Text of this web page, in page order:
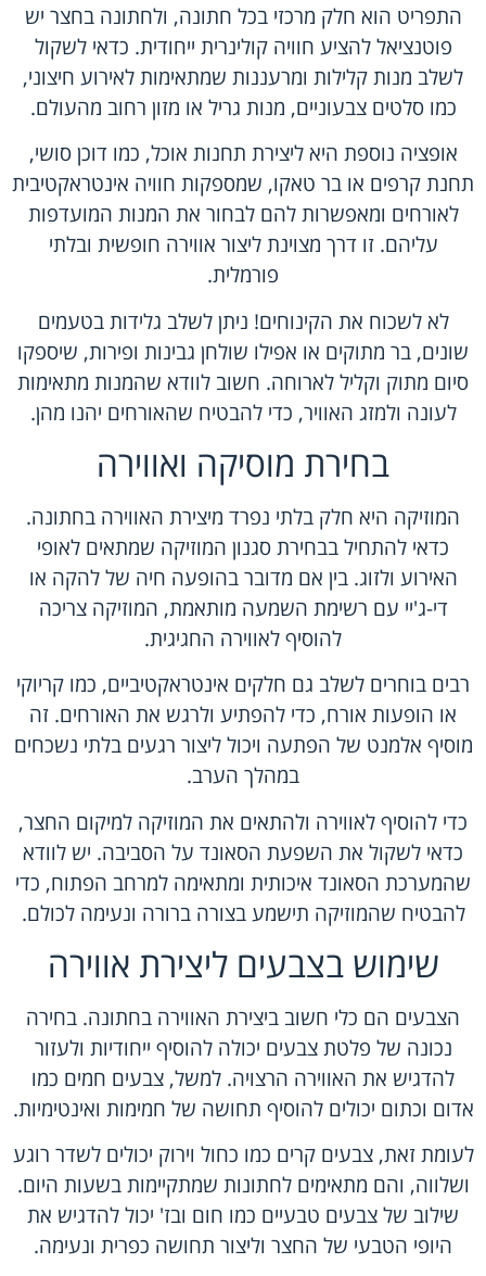
התפריט הוא חלק מרכזי בכל חתונה, ולחתונה בחצר יש
פוטנציאל להציע חוויה קולינרית ייחודית. כדאי לשקול
לשלב מנות קלילות ומרעננות שמתאימות לאירוע חיצוני,
כמו סלטים צבעוניים, מנות גריל או מזון רחוב מהעולם.
אופציה נוספת היא ליצירת תחנות אוכל, כמו דוכן סושי,
תחנת קרפים או בר טאקו, שמספקות חוויה אינטראקטיבית
לאורחים ומאפשרות להם לבחור את המנות המועדפות
עליהם. זו דרך מצוינת ליצור אווירה חופשית ובלתי
פורמלית.
לא לשכוח את הקינוחים! ניתן לשלב גלידות בטעמים
שונים, בר מתוקים או אפילו שולחן גבינות ופירות, שיספקו
סיום מתוק וקליל לארוחה. חשוב לוודא שהמנות מתאימות
לעונה ולמזג האוויר, כדי להבטיח שהאורחים יהנו מהן.
בחירת מוסיקה ואווירה
המוזיקה היא חלק בלתי נפרד מיצירת האווירה בחתונה.
כדאי להתחיל בבחירת סגנון המוזיקה שמתאים לאופי
האירוע ולזוג. בין אם מדובר בהופעה חיה של להקה או
די-ג'יי עם רשימת השמעה מותאמת, המוזיקה צריכה
להוסיף לאווירה החגיגית.
רבים בוחרים לשלב גם חלקים אינטראקטיביים, כמו קריוקי
או הופעות אורח, כדי להפתיע ולרגש את האורחים. זה
מוסיף אלמנט של הפתעה ויכול ליצור רגעים בלתי נשכחים
במהלך הערב.
כדי להוסיף לאווירה ולהתאים את המוזיקה למיקום החצר,
כדאי לשקול את השפעת הסאונד על הסביבה. יש לוודא
שהמערכת הסאונד איכותית ומתאימה למרחב הפתוח, כדי
להבטיח שהמוזיקה תישמע בצורה ברורה ונעימה לכולם.
שימוש בצבעים ליצירת אווירה
הצבעים הם כלי חשוב ביצירת האווירה בחתונה. בחירה
נכונה של פלטת צבעים יכולה להוסיף ייחודיות ולעזור
להדגיש את האווירה הרצויה. למשל, צבעים חמים כמו
אדום וכתום יכולים להוסיף תחושה של חמימות ואינטימיות.
לעומת זאת, צבעים קרים כמו כחול וירוק יכולים לשדר רוגע
ושלווה, והם מתאימים לחתונות שמתקיימות בשעות היום.
שילוב של צבעים טבעיים כמו חום ובז' יכול להדגיש את
היופי הטבעי של החצר וליצור תחושה כפרית ונעימה.